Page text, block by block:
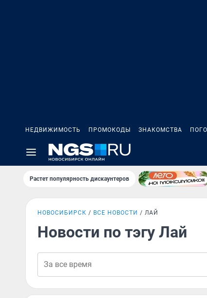
НЕДВИЖИМОСТЬ ПРОМОКОДЫ ЗНАКОМСТВА
Растет популярность дискаунтеров
НОВОСИБИРСК ВСЕ НОВОСТИ ЛАЙ
Новости по тэгу Лай